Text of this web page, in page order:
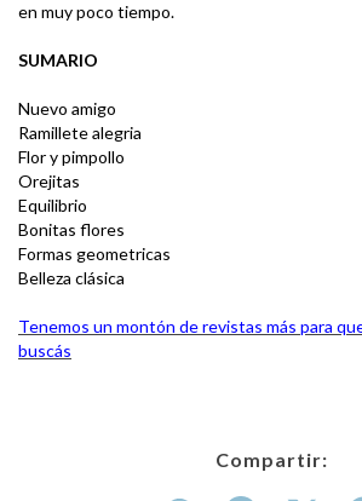
en muy poco tiempo.
SUMARIO
Nuevo amigo
Ramillete alegria
Flor y pimpollo
Orejitas
Equilibrio
Bonitas flores
Formas geometricas
Belleza clásica
Tenemos un montón de revistas más para
buscás
Compartir: